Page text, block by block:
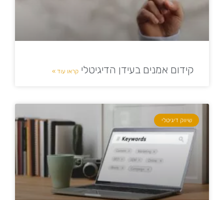
קידום אמנים בעידן הדיגיטלי קראו עוד »
שיווק דיגיטלי